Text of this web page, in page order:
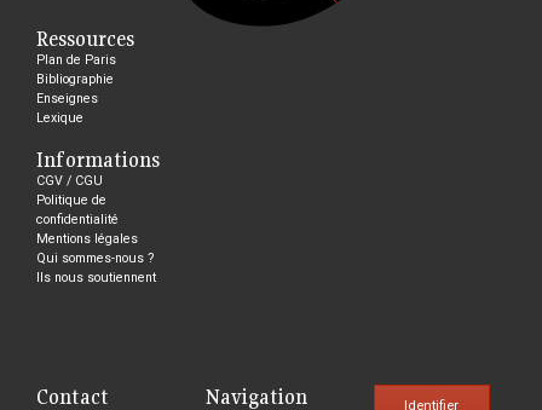
Ressources
Plan de Paris
Bibliographie
Enseignes
Lexique
Informations
CGV / CGU
Politique de
confidentialité
Mentions légales
Qui sommes-nous ?
Ils nous soutiennent
Contact Navigation Identifier